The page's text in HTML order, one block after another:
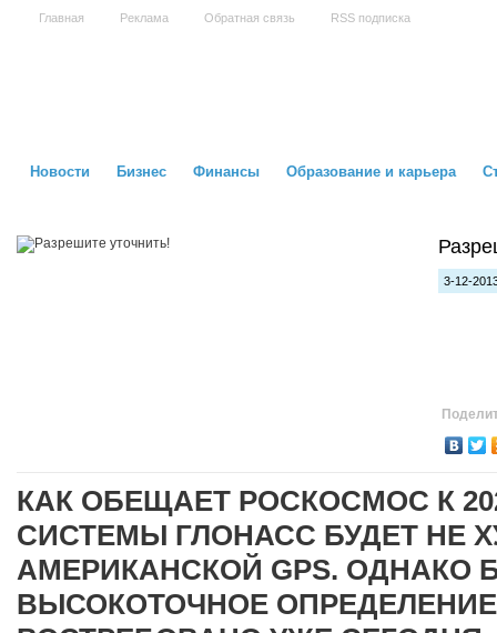
Главная Реклама Обратная связь RSS подписка
Новости Бизнес Финансы Образование и карьера
3-12-
КАК ОБЕЩАЕТ РОСКОСМОС К
СИСТЕМЫ ГЛОНАСС БУДЕТ НЕ
АМЕРИКАНСКОЙ GPS. ОДНАКО
ВЫСОКОТОЧНОЕ